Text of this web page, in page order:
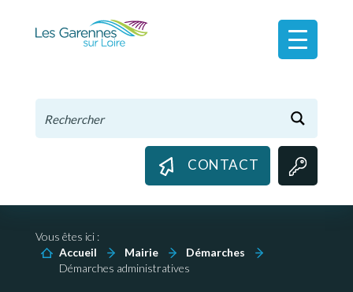
CONTACT
Vous êtes ici :
Accueil
Mairie
Démarches
Démarches administratives